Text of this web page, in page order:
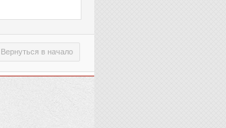
Вернуться в начало